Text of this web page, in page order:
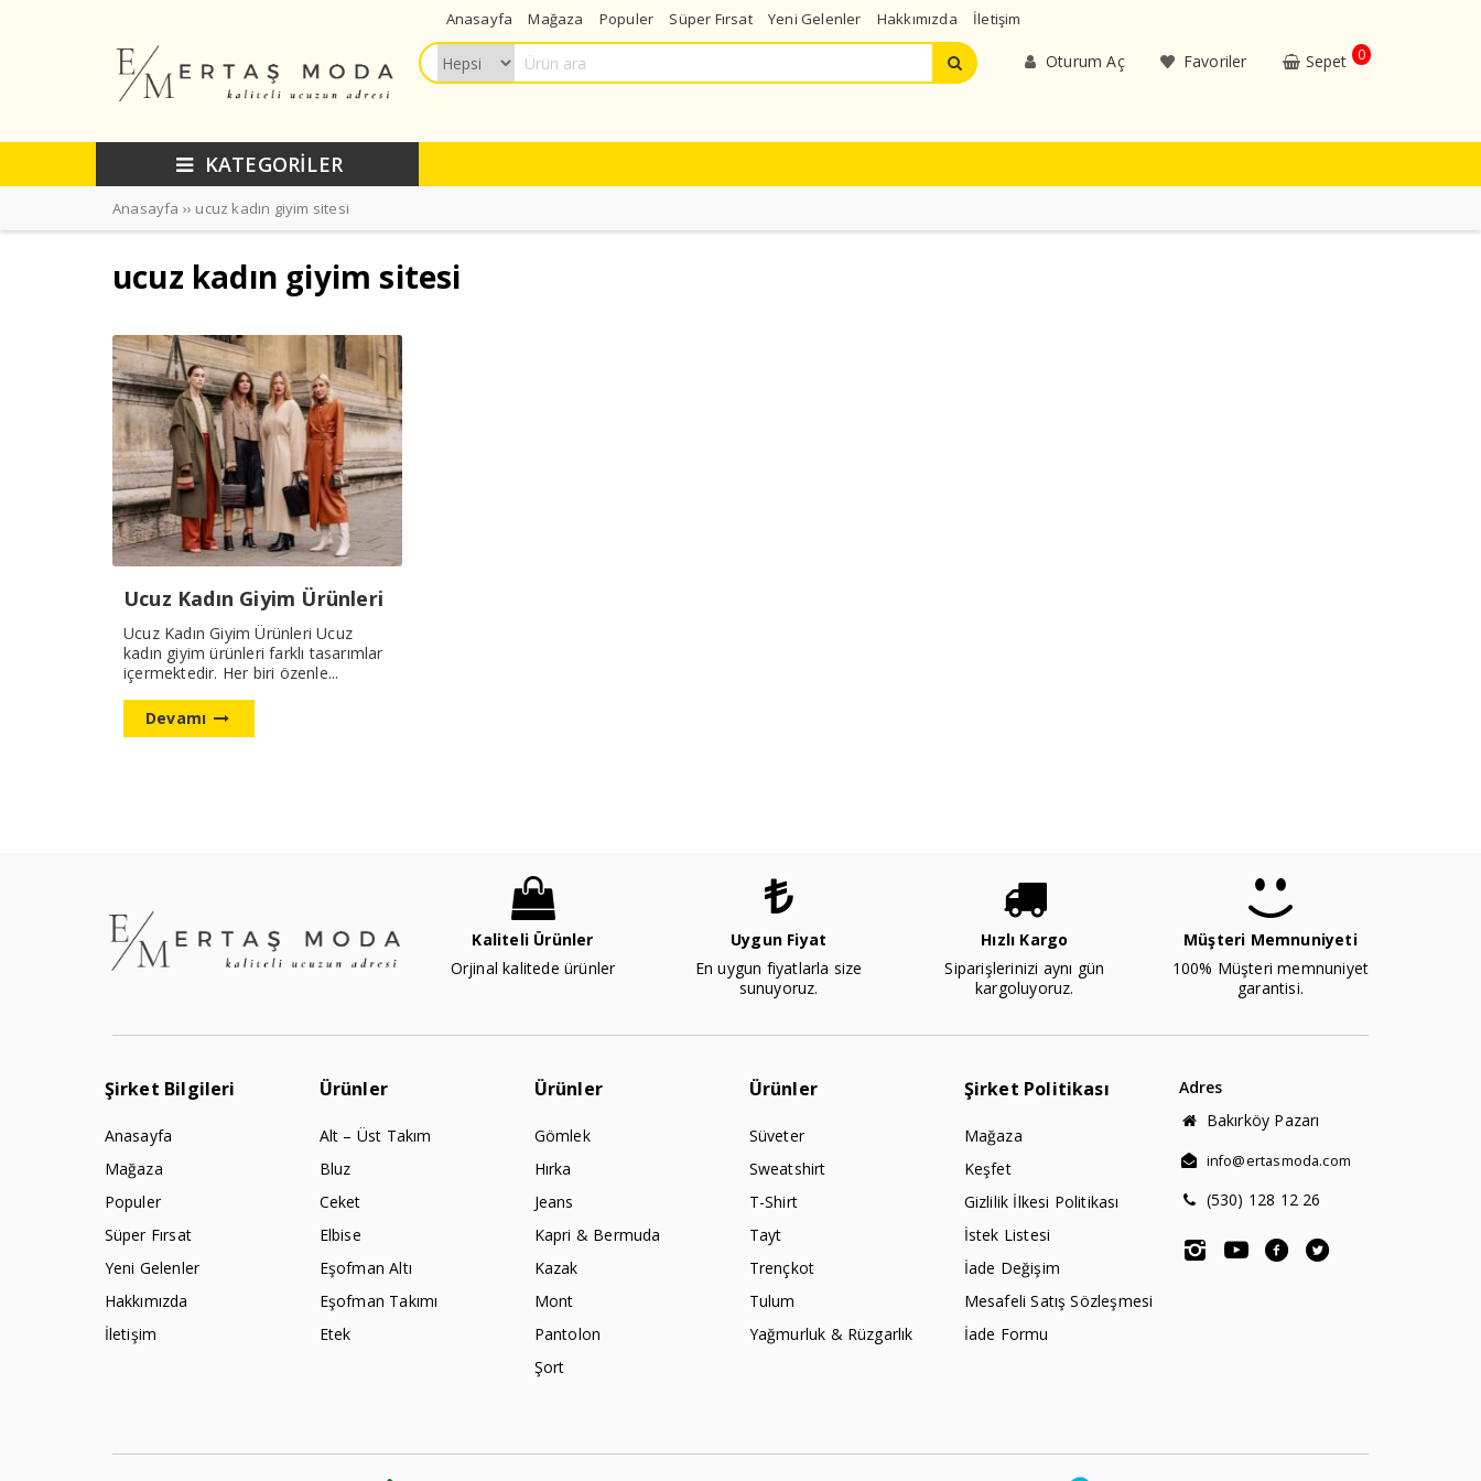
Anasayfa Mağaza Populer Süper Fırsat Yeni Gelenler Hakkımızda İletişim
Oturum Aç Favoriler Sepet 0
KATEGORİLER
Anasayfa ›› ucuz kadın giyim sitesi
ucuz kadın giyim sitesi
Ucuz Kadın Giyim Ürünleri
Ucuz Kadın Giyim Ürünleri Ucuz
kadın giyim ürünleri farklı tasarımlar
içermektedir. Her biri özenle...
Devamı
Kaliteli Ürünler
Orjinal kalitede ürünler
Uygun Fiyat
En uygun fiyatlarla size
sunuyoruz.
Hızlı Kargo
Siparişlerinizi aynı gün
kargoluyoruz.
Müşteri Memnuniyeti
100% Müşteri memnuniyet
garantisi.
Şirket Bilgileri
Anasayfa
Mağaza
Populer
Süper Fırsat
Yeni Gelenler
Hakkımızda
İletişim
Ürünler
Alt – Üst Takım
Bluz
Ceket
Elbise
Eşofman Altı
Eşofman Takımı
Etek
Ürünler
Gömlek
Hırka
Jeans
Kapri & Bermuda
Kazak
Mont
Pantolon
Şort
Ürünler
Süveter
Sweatshirt
T-Shirt
Tayt
Trençkot
Tulum
Yağmurluk & Rüzgarlık
Şirket Politikası
Mağaza
Keşfet
Gizlilik İlkesi Politikası
İstek Listesi
İade Değişim
Mesafeli Satış Sözleşmesi
İade Formu
Adres
Bakırköy Pazarı
info@ertasmoda.com
(530) 128 12 26